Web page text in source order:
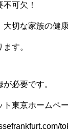
可欠！
切な家族の健
す。
必要です。
東京ホームペ